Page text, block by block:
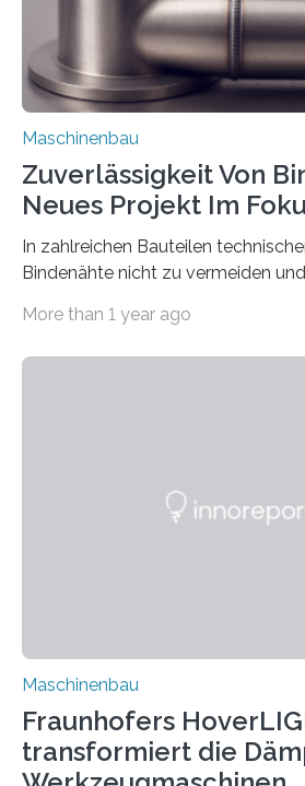
Maschinenbau
Zuverlässigkeit Von
Neues Projekt Im
In zahlreichen Bauteilen
Bindenähte nicht zu vermeiden
Matrixmaterials eine große
Durch den verstärkten Einsatz von
More than 1 year ago
Maschinenbau
Fraunhofers
transformiert die